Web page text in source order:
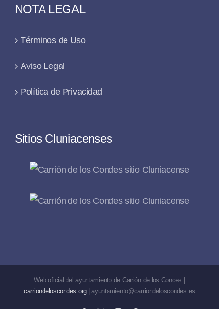
NOTA LEGAL
Términos de Uso
Aviso Legal
Política de Privacidad
Sitios Cluniacenses
Web oficial del ayuntamiento de Carrión de los Condes |
carriondeloscondes.org | ayuntamiento@carriondeloscondes.es